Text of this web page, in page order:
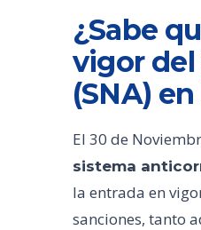
¿Sabe
vigor
(SNA)
El 30 de
sistema
la entrada en
sanciones, tanto